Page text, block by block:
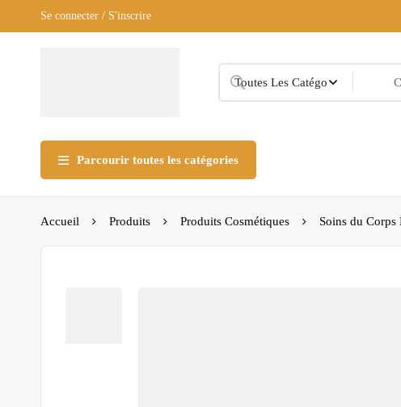
Se connecter / S'inscrire
Parcourir toutes les catégories
Accueil Produits Produits Cosmétiques Soins du Corps